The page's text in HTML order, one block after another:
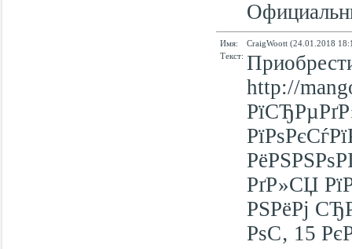
Имя:
CraigWoott (24.01.2018
Текст:
http://
РґР»СЏ
РЅРёРј
РѕС‚ 15